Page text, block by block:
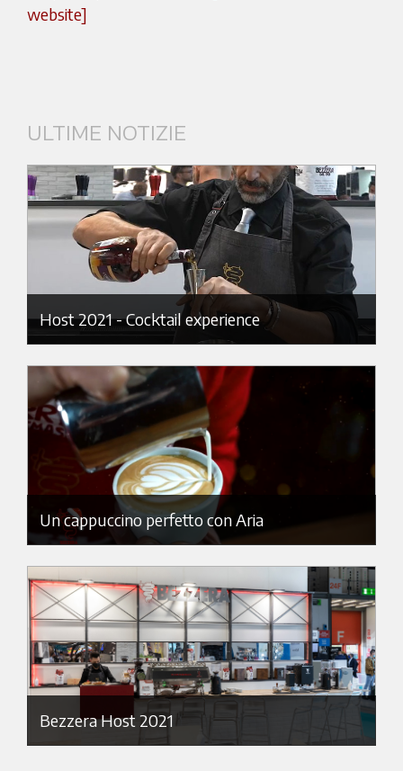
website]
ULTIME NOTIZIE
Host 2021 - Cocktail experience
Un cappuccino perfetto con Aria
Bezzera Host 2021